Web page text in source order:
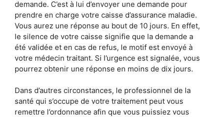
demande. C’est à lui d’envoyer une demande pour
prendre en charge votre caisse d’assurance maladie.
Vous aurez une réponse au bout de 10 jours. En effet,
le silence de votre caisse signifie que la demande a
été validée et en cas de refus, le motif est envoyé à
votre médecin traitant. Si l’urgence est signalée, vous
pourrez obtenir une réponse en moins de dix jours.
Dans d’autres circonstances, le professionnel de la
santé qui s’occupe de votre traitement peut vous
remettre l’ordonnance afin que vous puissiez vous